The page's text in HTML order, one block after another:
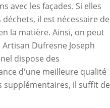
avec les façades. Si elles
il est nécessaire de
la matière. Ainsi, on peut
Dufresne Joseph
dispose des
d'une meilleure qualité
supplémentaires, il suffit de